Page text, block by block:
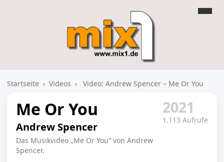
Startseite › Videos › Video: Andrew Spencer – Me Or You
Me Or You
Andrew Spencer
Das Musikvideo „Me Or You“ von Andrew
Spencer.
2021
1.113 Aufrufe